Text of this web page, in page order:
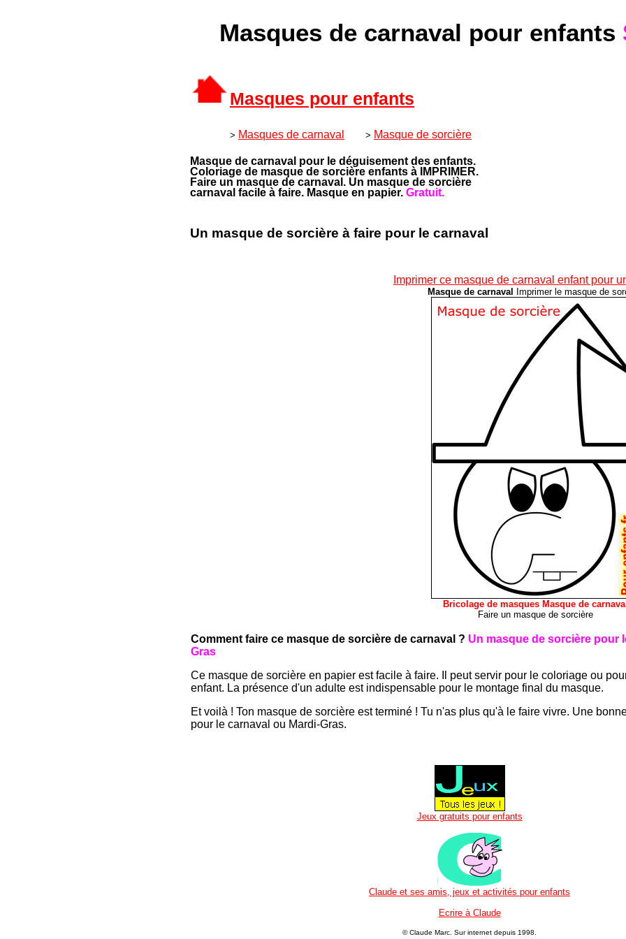
Masques de carnaval pour enfants
Masques pour enfants
> Masques de carnaval > Masque de sorcière
Masque de carnaval pour le déguisement des enfants.
Coloriage de masque de sorcière enfants à IMPRIMER.
Faire un masque de carnaval. Un masque de sorcière
carnaval facile à faire. Masque en papier. Gratuit.
Un masque de sorcière à faire pour le carnaval
Imprimer ce masque de carnaval enfant pour
Masque de carnaval Imprimer le masque de
Bricolage de masques Masque de
Faire un masque de sorcière
Comment faire ce masque de sorcière de carnaval ? Un masque de sorcière pour
Gras
Ce masque de sorcière en papier est facile à faire. Il peut servir pour le coloriage ou
enfant. La présence d'un adulte est indispensable pour le montage final du masque.
Et voilà ! Ton masque de sorcière est terminé ! Tu n'as plus qu'à le faire vivre. Une
pour le carnaval ou Mardi-Gras.
Jeux gratuits pour enfants
Claude et ses amis, jeux et activités pour enfants
Ecrire à Claude
© Claude Marc. Sur internet depuis 1998.